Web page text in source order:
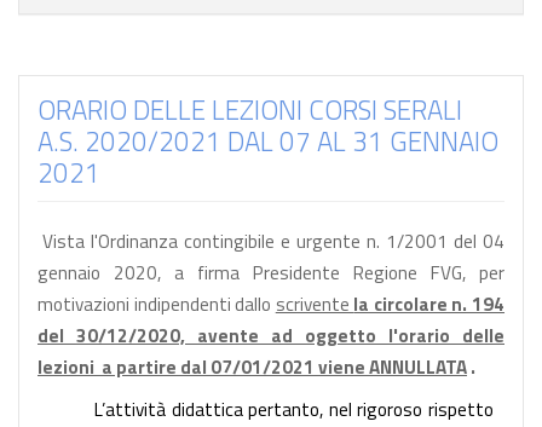
ORARIO DELLE LEZIONI CORSI SERALI
A.S. 2020/2021 DAL 07 AL 31 GENNAIO
2021
Vista l'Ordinanza contingibile e urgente n. 1/2001 del 04
gennaio 2020, a firma Presidente Regione FVG, per
motivazioni indipendenti dallo scrivente la circolare n. 194
del 30/12/2020, avente ad oggetto l'orario delle
lezioni a partire dal 07/01/2021 viene ANNULLATA.
L’attività didattica pertanto, nel rigoroso rispetto